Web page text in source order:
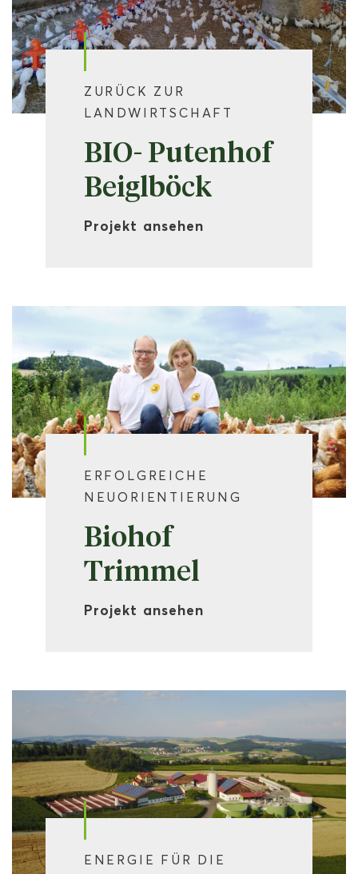
ZURÜCK ZUR
LANDWIRTSCHAFT
BIO- Putenhof
Beiglböck
Projekt ansehen
ERFOLGREICHE
NEUORIENTIERUNG
Biohof
Trimmel
Projekt ansehen
ENERGIE FÜR DIE